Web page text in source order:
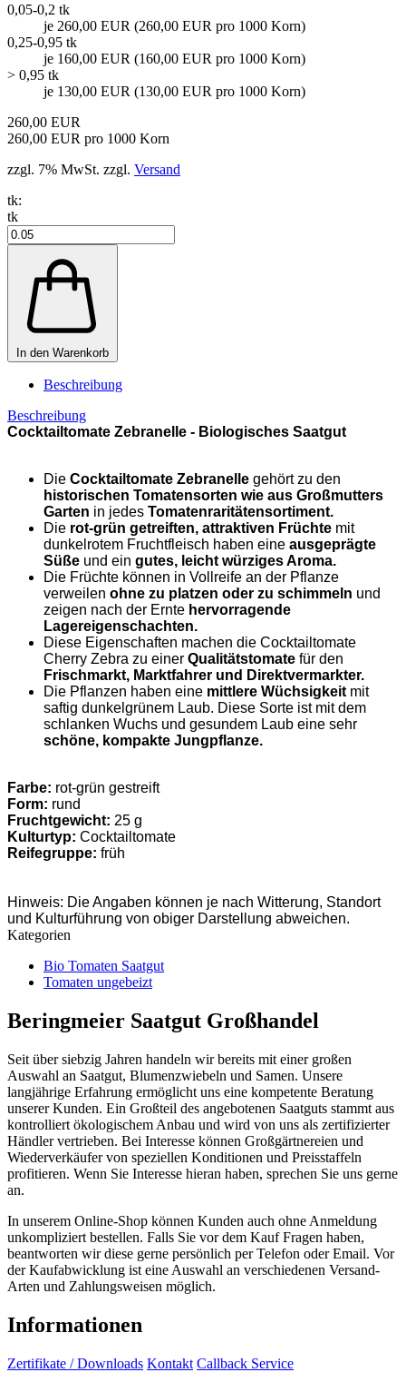
0,05-0,2 tk
je 260,00 EUR (260,00 EUR pro 1000 Korn)
0,25-0,95 tk
je 160,00 EUR (160,00 EUR pro 1000 Korn)
> 0,95 tk
je 130,00 EUR (130,00 EUR pro 1000 Korn)
260,00 EUR
260,00 EUR pro 1000 Korn
zzgl. 7% MwSt. zzgl. Versand
tk:
tk
In den Warenkorb
Beschreibung
Beschreibung
Cocktailtomate Zebranelle - Biologisches Saatgut
Die Cocktailtomate Zebranelle gehört zu den
historischen Tomatensorten wie aus Großmutters
Garten in jedes Tomatenraritätensortiment.
Die rot-grün getreiften, attraktiven Früchte mit
dunkelrotem Fruchtfleisch haben eine ausgeprägte
Süße und ein gutes, leicht würziges Aroma.
Die Früchte können in Vollreife an der Pflanze
verweilen ohne zu platzen oder zu schimmeln und
zeigen nach der Ernte hervorragende
Lagereigenschachten.
Diese Eigenschaften machen die Cocktailtomate
Cherry Zebra zu einer Qualitätstomate für den
Frischmarkt, Marktfahrer und Direktvermarkter.
Die Pflanzen haben eine mittlere Wüchsigkeit mit
saftig dunkelgrünem Laub. Diese Sorte ist mit dem
schlanken Wuchs und gesundem Laub eine sehr
schöne, kompakte Jungpflanze.
Farbe: rot-grün gestreift
Form: rund
Fruchtgewicht: 25 g
Kulturtyp: Cocktailtomate
Reifegruppe: früh
Hinweis: Die Angaben können je nach Witterung, Standort
und Kulturführung von obiger Darstellung abweichen.
Kategorien
Bio Tomaten Saatgut
Tomaten ungebeizt
Beringmeier Saatgut Großhandel
Seit über siebzig Jahren handeln wir bereits mit einer großen
Auswahl an Saatgut, Blumenzwiebeln und Samen. Unsere
langjährige Erfahrung ermöglicht uns eine kompetente Beratung
unserer Kunden. Ein Großteil des angebotenen Saatguts stammt aus
kontrolliert ökologischem Anbau und wird von uns als zertifizierter
Händler vertrieben. Bei Interesse können Großgärtnereien und
Wiederverkäufer von speziellen Konditionen und Preisstaffeln
profitieren. Wenn Sie Interesse hieran haben, sprechen Sie uns gerne
an.
In unserem Online-Shop können Kunden auch ohne Anmeldung
unkompliziert bestellen. Falls Sie vor dem Kauf Fragen haben,
beantworten wir diese gerne persönlich per Telefon oder Email. Vor
der Kaufabwicklung ist eine Auswahl an verschiedenen Versand-
Arten und Zahlungsweisen möglich.
Informationen
Zertifikate / Downloads Kontakt Callback Service